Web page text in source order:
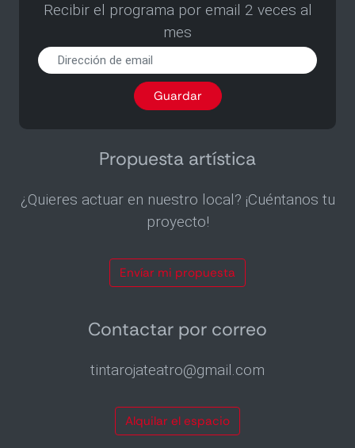
Recibir el programa por email 2 veces al
mes
programa
por
al
Guardar
Propuesta artística
¿Quieres actuar en nuestro local? ¡Cuéntanos tu
proyecto!
Envíar mi propuesta
Contactar por correo
tintarojateatro@gmail.com
Alquilar el espacio